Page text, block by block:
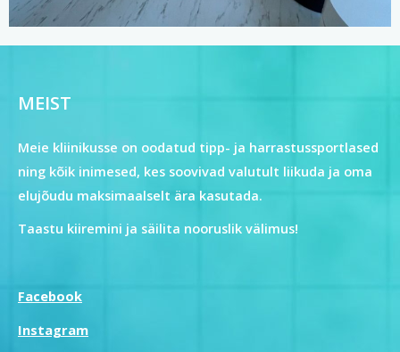
MEIST
Meie kliinikusse on oodatud tipp- ja harrastussportlased
ning kõik inimesed, kes soovivad valutult liikuda ja oma
elujõudu maksimaalselt ära kasutada.
Taastu kiiremini ja säilita nooruslik välimus!
Facebook
Instagram